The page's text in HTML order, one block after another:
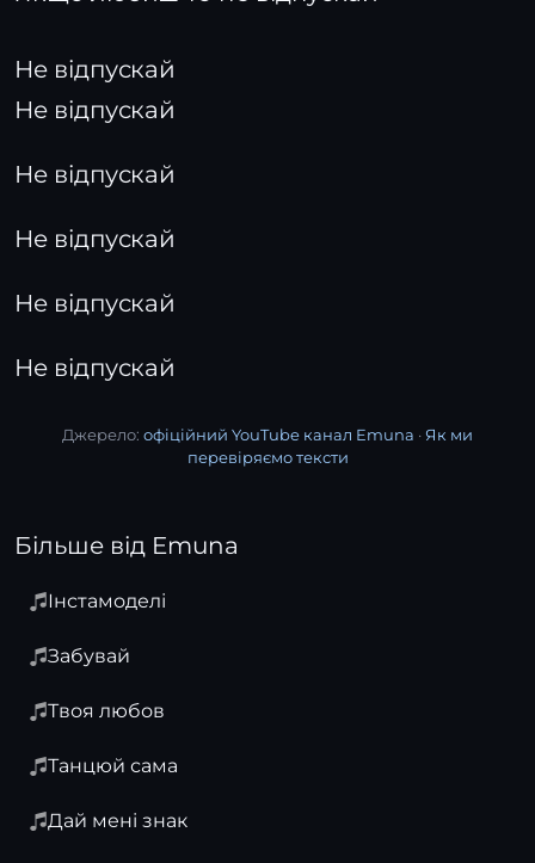
Не відпускай
Не відпускай
Не відпускай
Не відпускай
Не відпускай
Не відпускай
Джерело: офіційний YouTube канал Emuna · Як ми
перевіряємо тексти
Більше від Emuna
Інстамоделі
Забувай
Твоя любов
Танцюй сама
Дай мені знак